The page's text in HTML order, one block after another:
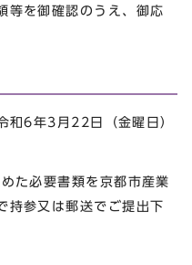
を御確認のうえ、御応
和6年3月22日（金曜日）
た必要書類を京都市産業
持参又は郵送でご提出下